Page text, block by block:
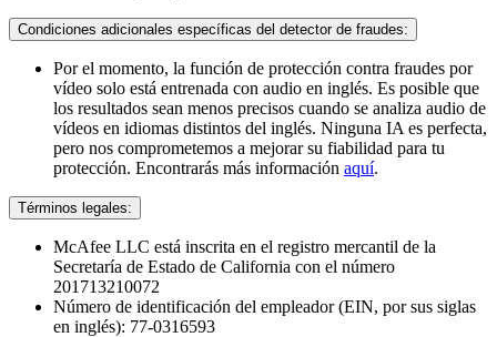
Condiciones adicionales específicas del detector de fraudes:
Por el momento, la función de protección contra fraudes por
vídeo solo está entrenada con audio en inglés. Es posible que
los resultados sean menos precisos cuando se analiza audio de
vídeos en idiomas distintos del inglés. Ninguna IA es perfecta,
pero nos comprometemos a mejorar su fiabilidad para tu
protección. Encontrarás más información aquí. ​
Términos legales:​
McAfee LLC está inscrita en el registro mercantil de la
Secretaría de Estado de California con el número
201713210072​
Número de identificación del empleador (EIN, por sus siglas
en inglés): 77-0316593